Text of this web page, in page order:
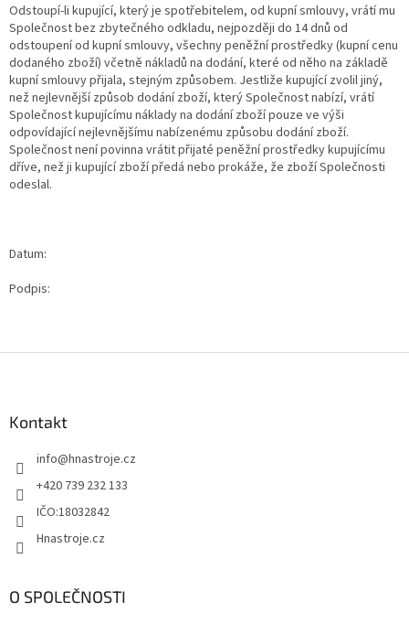
Odstoupí-li kupující, který je spotřebitelem, od kupní smlouvy, vrátí mu
Společnost bez zbytečného odkladu, nejpozději do 14 dnů od
odstoupení od kupní smlouvy, všechny peněžní prostředky (kupní cenu
dodaného zboží) včetně nákladů na dodání, které od něho na základě
kupní smlouvy přijala, stejným způsobem. Jestliže kupující zvolil jiný,
než nejlevnější způsob dodání zboží, který Společnost nabízí, vrátí
Společnost kupujícímu náklady na dodání zboží pouze ve výši
odpovídající nejlevnějšímu nabízenému způsobu dodání zboží.
Společnost není povinna vrátit přijaté peněžní prostředky kupujícímu
dříve, než ji kupující zboží předá nebo prokáže, že zboží Společnosti
odeslal.
Datum:
Podpis:
Kontakt
info@hnastroje.cz
+420 739 232 133
IČO:18032842
Hnastroje.cz
O SPOLEČNOSTI